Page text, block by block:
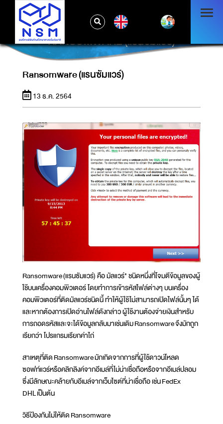
RANSOMWARE (แรนซัมแวร์)
Ransomware (แรนซัมแวร์)
13 ธ.ค. 2564
Ransomware (แรนซัมแวร์) คือ มัลแวร์* ชนิดหนึ่งที่โจมตีข้อมูลของผู้
ใช้บนเครื่องคอมพิวเตอร์ โดยทำการเข้ารหัสไฟล์ต่างๆ บนเครื่อง
คอมพิวเตอร์ที่ติดมัลแวร์ชนิดนี้ ทำให้ผู้ใช้ไม่สามารถเปิดไฟล์นั้นๆ ได้
และหากต้องการเปิดอ่านไฟล์ดังกล่าว ผู้ใช้งานต้องจ่ายเงินสำหรับ
การถอดรหัสและจะได้ข้อมูลกลับมาเช่นเดิม Ransomware จึงมักถูก
เรียกว่า โปรแกรมเรียกค่าไถ่
สาเหตุที่ติด Ransomware มักเกิดจากการที่ผู้ใช้ดาวน์โหลด
ซอฟท์แวร์หรือคลิกลิงค์จากอีเมล์ที่ไม่น่าเชื่อถือหรือจากอีเมล์ปลอม
ซึ่งมีลักษณะคล้ายกับอีเมล์จากเว็บไซต์ที่น่าเชื่อถือ เช่น FedEx
DHL เป็นต้น
วิธีป้องกันไม่ให้ติด Ransomware